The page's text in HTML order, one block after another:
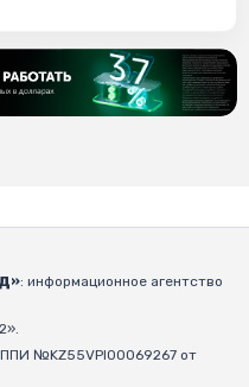
: информационное агентство
ППИ №KZ55VPI00069267 от